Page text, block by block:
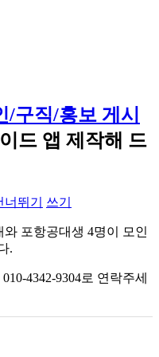
/구직/홍보 게시
드 앱 제작해 드
뛰기 쓰기
포항공대생 4명이 모인
.
4342-9304로 연락주세